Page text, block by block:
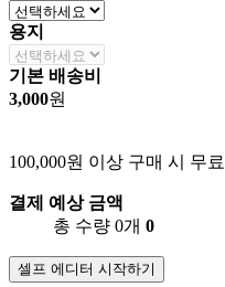
용지
기본 배송비
3,000원
100,000원 이상 구매 시 무료
결제 예상 금액
총 수량 0개 0
셀프 에디터 시작하기